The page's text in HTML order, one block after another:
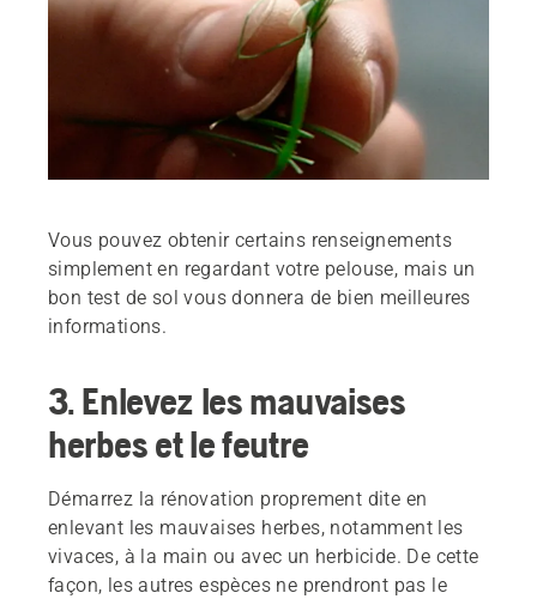
Vous pouvez obtenir certains renseignements
simplement en regardant votre pelouse, mais un
bon test de sol vous donnera de bien meilleures
informations.
3. Enlevez les mauvaises
herbes et le feutre
Démarrez la rénovation proprement dite en
enlevant les mauvaises herbes, notamment les
vivaces, à la main ou avec un herbicide. De cette
façon, les autres espèces ne prendront pas le